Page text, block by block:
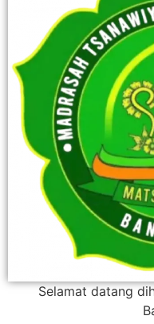
Selamat datang